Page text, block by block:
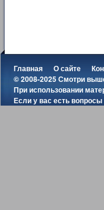
Главная О сайте
© 2008-2025 Смотри
При использовании
Если у вас есть